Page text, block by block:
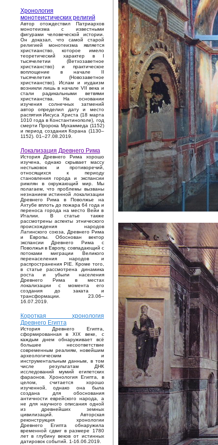
Хронология
монотеистических религий
Автор отождествил Патриархов
монотеизма с известными
фигурами человеческой истории.
Он доказал, что самой старой
религией монотеизма является
христианство, которое имело
теоретический характер в I
тысячелетии (Ветхозаветное
христианство) и практическое
воплощение в начале II
тысячелетия (Новозаветное
христианство). Ислам и иудаизм
возникли лишь в начале VII века и
стали радикальными ветвями
христианства. На основании
изучения солнечных затмений
автор определил дату и место
распятия Иисуса Христа (18 марта
1010 года в Константинополе), год
смерти Пророка Мухаммеда (1152)
и период создания Корана (1130–
1152). 01–27.08.2019.
Локализация Древнего Рима
История Древнего Рима хорошо
изучена, однако скрывает массу
нестыковок и противоречий,
относящихся к периоду
становления города и экспансии
римлян в окружающий мир. Мы
полагаем, что проблемы вызваны
незнанием истинной локализации
Древнего Рима в Поволжье на
Ахтубе вплоть до пожара 64 года и
переноса города на место Вейи в
Италии. В статье также
рассмотрены аспекты этнического
происхождения народов
Латинского союза, Древнего Рима
и Европы. Обоснован вектор
экспансии Древнего Рима с
Поволжья в Европу, совпадающий с
потоками миграции Великого
перенаселения народов и
распространения PIE. Кроме того,
в статье рассмотрена динамика
роста и убыли населения
Древнего Рима в местах
локализации с момента его
создания до заката и
трансформации. 23.06–
16.07.2019.
Короткая хронология
Древнего Египта
История Древнего Египта,
сформированная в XIX веке, с
каждым днем обнаруживает всё
большее несоответствие
современным реалиям, новейшим
археологическим и
инструментальным данным, в том
числе результатам ДНК
исследований мумий египетских
фараонов. Хронология Египта, в
целом, считается хорошо
изученной, однако она была
создана для обоснования
античности еврейского народа, а
не для научного описания одной
из древнейших земных
цивилизаций. Авторская
реконструкция хронологии
Древнего Египта обнаружила
временной сдвиг в размере 1780
лет в глубину веков от истинных
датировок событий. 1-16.06.2019.